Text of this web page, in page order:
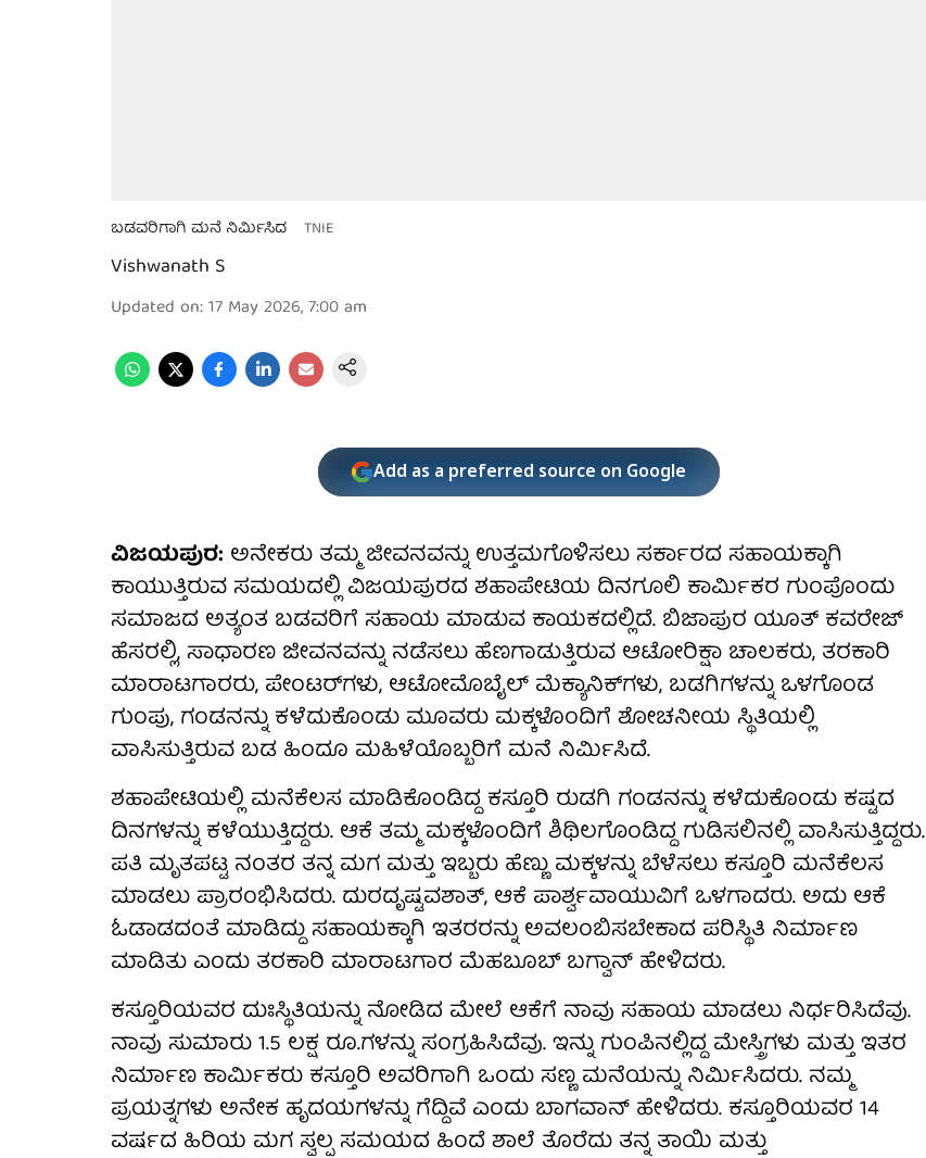
ಬಡವರಿಗಾಗಿ ಮನೆ ನಿರ್ಮಿಸಿದ TNIE
Vishwanath S
Updated on:17 May 2026, 7:00 am
Add as a preferred source on Google
ವಿಜಯಪುರ: ಅನೇಕರು ತಮ್ಮ ಜೀವನವನ್ನು ಉತ್ತಮಗೊಳಿಸಲು ಸರ್ಕಾರದ ಸಹಾಯಕ್ಕಾಗಿ
ಕಾಯುತ್ತಿರುವ ಸಮಯದಲ್ಲಿ ವಿಜಯಪುರದ ಶಹಾಪೇಟಿಯ ದಿನಗೂಲಿ ಕಾರ್ಮಿಕರ ಗುಂಪೊಂದು
ಸಮಾಜದ ಅತ್ಯಂತ ಬಡವರಿಗೆ ಸಹಾಯ ಮಾಡುವ ಕಾಯಕದಲ್ಲಿದೆ. ಬಿಜಾಪುರ ಯೂತ್ ಕವರೇಜ್
ಹೆಸರಲ್ಲಿ, ಸಾಧಾರಣ ಜೀವನವನ್ನು ನಡೆಸಲು ಹೆಣಗಾಡುತ್ತಿರುವ ಆಟೋರಿಕ್ಷಾ ಚಾಲಕರು, ತರಕಾರಿ
ಮಾರಾಟಗಾರರು, ಪೇಂಟರ್‌ಗಳು, ಆಟೋಮೊಬೈಲ್ ಮೆಕ್ಯಾನಿಕ್‌ಗಳು, ಬಡಗಿಗಳನ್ನು ಒಳಗೊಂಡ
ಗುಂಪು, ಗಂಡನನ್ನು ಕಳೆದುಕೊಂಡು ಮೂವರು ಮಕ್ಕಳೊಂದಿಗೆ ಶೋಚನೀಯ ಸ್ಥಿತಿಯಲ್ಲಿ
ವಾಸಿಸುತ್ತಿರುವ ಬಡ ಹಿಂದೂ ಮಹಿಳೆಯೊಬ್ಬರಿಗೆ ಮನೆ ನಿರ್ಮಿಸಿದೆ.
ಶಹಾಪೇಟಿಯಲ್ಲಿ ಮನೆಕೆಲಸ ಮಾಡಿಕೊಂಡಿದ್ದ ಕಸ್ತೂರಿ ರುಡಗಿ ಗಂಡನನ್ನು ಕಳೆದುಕೊಂಡು ಕಷ್ಟದ
ದಿನಗಳನ್ನು ಕಳೆಯುತ್ತಿದ್ದರು. ಆಕೆ ತಮ್ಮ ಮಕ್ಕಳೊಂದಿಗೆ ಶಿಥಿಲಗೊಂಡಿದ್ದ ಗುಡಿಸಲಿನಲ್ಲಿ ವಾಸಿಸುತ್ತಿದ್ದರು.
ಪತಿ ಮೃತಪಟ್ಟ ನಂತರ ತನ್ನ ಮಗ ಮತ್ತು ಇಬ್ಬರು ಹೆಣ್ಣು ಮಕ್ಕಳನ್ನು ಬೆಳೆಸಲು ಕಸ್ತೂರಿ ಮನೆಕೆಲಸ
ಮಾಡಲು ಪ್ರಾರಂಭಿಸಿದರು. ದುರದೃಷ್ಟವಶಾತ್, ಆಕೆ ಪಾರ್ಶ್ವವಾಯುವಿಗೆ ಒಳಗಾದರು. ಅದು ಆಕೆ
ಓಡಾಡದಂತೆ ಮಾಡಿದ್ದು ಸಹಾಯಕ್ಕಾಗಿ ಇತರರನ್ನು ಅವಲಂಬಿಸಬೇಕಾದ ಪರಿಸ್ಥಿತಿ ನಿರ್ಮಾಣ
ಮಾಡಿತು ಎಂದು ತರಕಾರಿ ಮಾರಾಟಗಾರ ಮೆಹಬೂಬ್ ಬಗ್ವಾನ್ ಹೇಳಿದರು.
ಕಸ್ತೂರಿಯವರ ದುಃಸ್ಥಿತಿಯನ್ನು ನೋಡಿದ ಮೇಲೆ ಆಕೆಗೆ ನಾವು ಸಹಾಯ ಮಾಡಲು ನಿರ್ಧರಿಸಿದೆವು.
ನಾವು ಸುಮಾರು 1.5 ಲಕ್ಷ ರೂ.ಗಳನ್ನು ಸಂಗ್ರಹಿಸಿದೆವು. ಇನ್ನು ಗುಂಪಿನಲ್ಲಿದ್ದ ಮೇಸ್ತ್ರಿಗಳು ಮತ್ತು ಇತರ
ನಿರ್ಮಾಣ ಕಾರ್ಮಿಕರು ಕಸ್ತೂರಿ ಅವರಿಗಾಗಿ ಒಂದು ಸಣ್ಣ ಮನೆಯನ್ನು ನಿರ್ಮಿಸಿದರು. ನಮ್ಮ
ಪ್ರಯತ್ನಗಳು ಅನೇಕ ಹೃದಯಗಳನ್ನು ಗೆದ್ದಿವೆ ಎಂದು ಬಾಗವಾನ್ ಹೇಳಿದರು. ಕಸ್ತೂರಿಯವರ 14
ವರ್ಷದ ಹಿರಿಯ ಮಗ ಸ್ವಲ್ಪ ಸಮಯದ ಹಿಂದೆ ಶಾಲೆ ತೊರೆದು ತನ್ನ ತಾಯಿ ಮತ್ತು